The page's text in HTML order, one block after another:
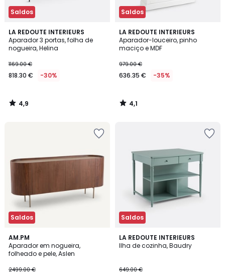
Saldos
LA REDOUTE INTERIEURS
Aparador 3 portas, folha de
nogueira, Helina
1169.00 €
818.30 € -30%
4,9
/ 5
4,9
/
Saldos
LA REDOUTE INTERIEURS
Aparador-louceiro, pinho
maciço e MDF
979.00 €
636.35 € -35%
4,1
/ 5
4,1
/
Saldos
AM.PM
Aparador em nogueira,
folheado e pele, Aslen
2499.00 €
3,8
/ 5
Saldos
LA REDOUTE INTERIEURS
Ilha de cozinha, Baudry
649.00 €
3,5
/ 5